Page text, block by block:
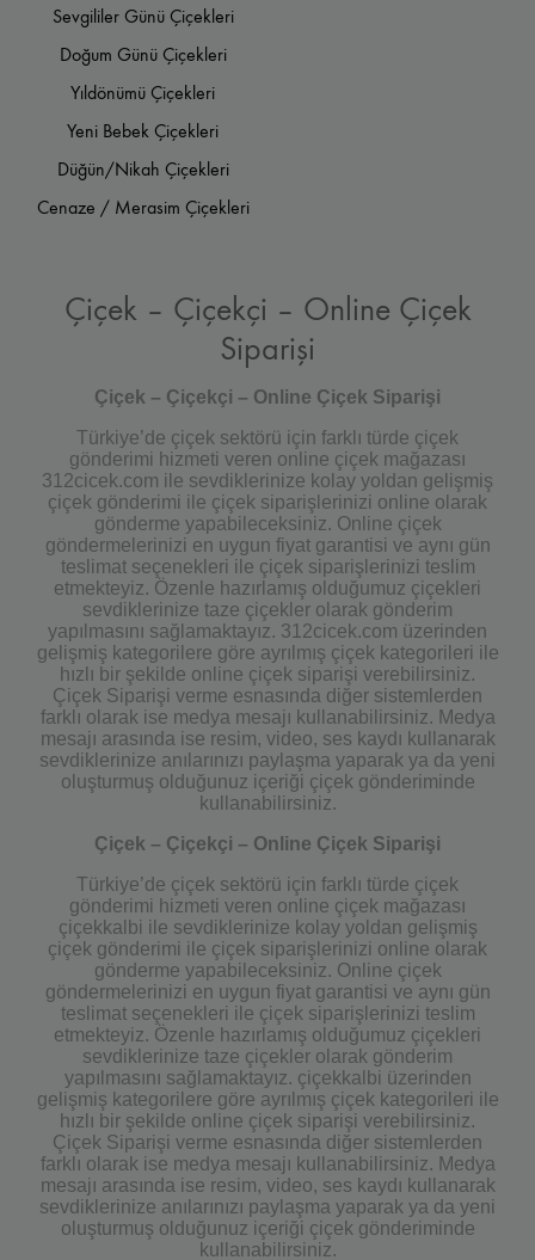
Sevgililer Günü Çiçekleri
Doğum Günü Çiçekleri
Yıldönümü Çiçekleri
Yeni Bebek Çiçekleri
Düğün/Nikah Çiçekleri
Cenaze / Merasim Çiçekleri
Çiçek – Çiçekçi – Online Çiçek
Siparişi
Çiçek – Çiçekçi – Online Çiçek Siparişi
Türkiye’de çiçek sektörü için farklı türde çiçek
gönderimi hizmeti veren online çiçek mağazası
312cicek.com ile sevdiklerinize kolay yoldan gelişmiş
çiçek gönderimi ile çiçek siparişlerinizi online olarak
gönderme yapabileceksiniz. Online çiçek
göndermelerinizi en uygun fiyat garantisi ve aynı gün
teslimat seçenekleri ile çiçek siparişlerinizi teslim
etmekteyiz. Özenle hazırlamış olduğumuz çiçekleri
sevdiklerinize taze çiçekler olarak gönderim
yapılmasını sağlamaktayız. 312cicek.com üzerinden
gelişmiş kategorilere göre ayrılmış çiçek kategorileri ile
hızlı bir şekilde online çiçek siparişi verebilirsiniz.
Çiçek Siparişi verme esnasında diğer sistemlerden
farklı olarak ise medya mesajı kullanabilirsiniz. Medya
mesajı arasında ise resim, video, ses kaydı kullanarak
sevdiklerinize anılarınızı paylaşma yaparak ya da yeni
oluşturmuş olduğunuz içeriği çiçek gönderiminde
kullanabilirsiniz.
Çiçek – Çiçekçi – Online Çiçek Siparişi
Türkiye’de çiçek sektörü için farklı türde çiçek
gönderimi hizmeti veren online çiçek mağazası
çiçekkalbi ile sevdiklerinize kolay yoldan gelişmiş
çiçek gönderimi ile çiçek siparişlerinizi online olarak
gönderme yapabileceksiniz. Online çiçek
göndermelerinizi en uygun fiyat garantisi ve aynı gün
teslimat seçenekleri ile çiçek siparişlerinizi teslim
etmekteyiz. Özenle hazırlamış olduğumuz çiçekleri
sevdiklerinize taze çiçekler olarak gönderim
yapılmasını sağlamaktayız. çiçekkalbi üzerinden
gelişmiş kategorilere göre ayrılmış çiçek kategorileri ile
hızlı bir şekilde online çiçek siparişi verebilirsiniz.
Çiçek Siparişi verme esnasında diğer sistemlerden
farklı olarak ise medya mesajı kullanabilirsiniz. Medya
mesajı arasında ise resim, video, ses kaydı kullanarak
sevdiklerinize anılarınızı paylaşma yaparak ya da yeni
oluşturmuş olduğunuz içeriği çiçek gönderiminde
kullanabilirsiniz.